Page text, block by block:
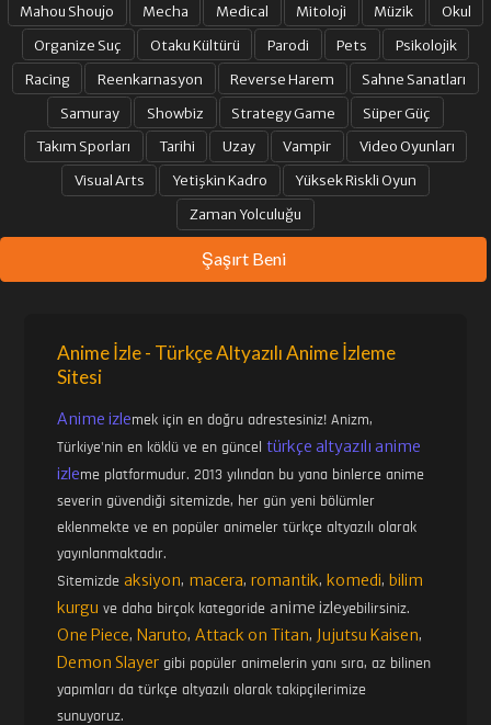
31. BÖLÜM 32. BÖLÜM
33. BÖLÜM 34. BÖLÜM
36. BÖLÜM
39. BÖLÜM
41. BÖLÜM
45. BÖLÜM 46. BÖLÜM
47. BÖLÜM FINAL
Mahou Shoujo
Mecha Medical Mitoloji Müzik
Okul
Organize Suç
Otaku Kültürü Parodi Pets
Psikolojik
Racing
Reenkarnasyon Reverse Harem
Sahne Sanatları
Samuray
Showbiz Strategy Game
Süper Güç
Takım Sporları
Tarihi Uzay Vampir
Video Oyunları
Visual Arts
Yetişkin Kadro
Yüksek Riskli Oyun
Zaman Yolculuğu
Şaşırt Beni
Anime İzle - Türkçe Altyazılı Anime İzleme
Sitesi
Anime izlemek için en doğru adrestesiniz! Anizm,
Türkiye'nin en köklü ve en günceltürkçe altyazılı anime
izleme platformudur. 2013 yılından bu yana binlerce anime
severin güvendiği sitemizde, her gün yeni bölümler
eklenmekte ve en popüler animeler türkçe altyazılı olarak
yayınlanmaktadır.
Sitemizdeaksiyon, macera,romantik, komedi, bilim
kurgu ve daha birçok kategoride anime izleyebilirsiniz.
One Piece, Naruto,Attack on Titan, Jujutsu Kaisen,
Demon Slayer gibi popüler animelerin yanı sıra, az bilinen
yapımları da türkçe altyazılı olarak takipçilerimize
sunuyoruz.